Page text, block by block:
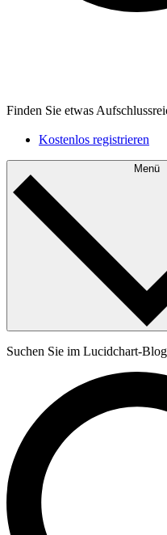
Finden Sie etwas
Kostenlos registrieren
Menü
Suchen Sie im Lucidchart-Blog